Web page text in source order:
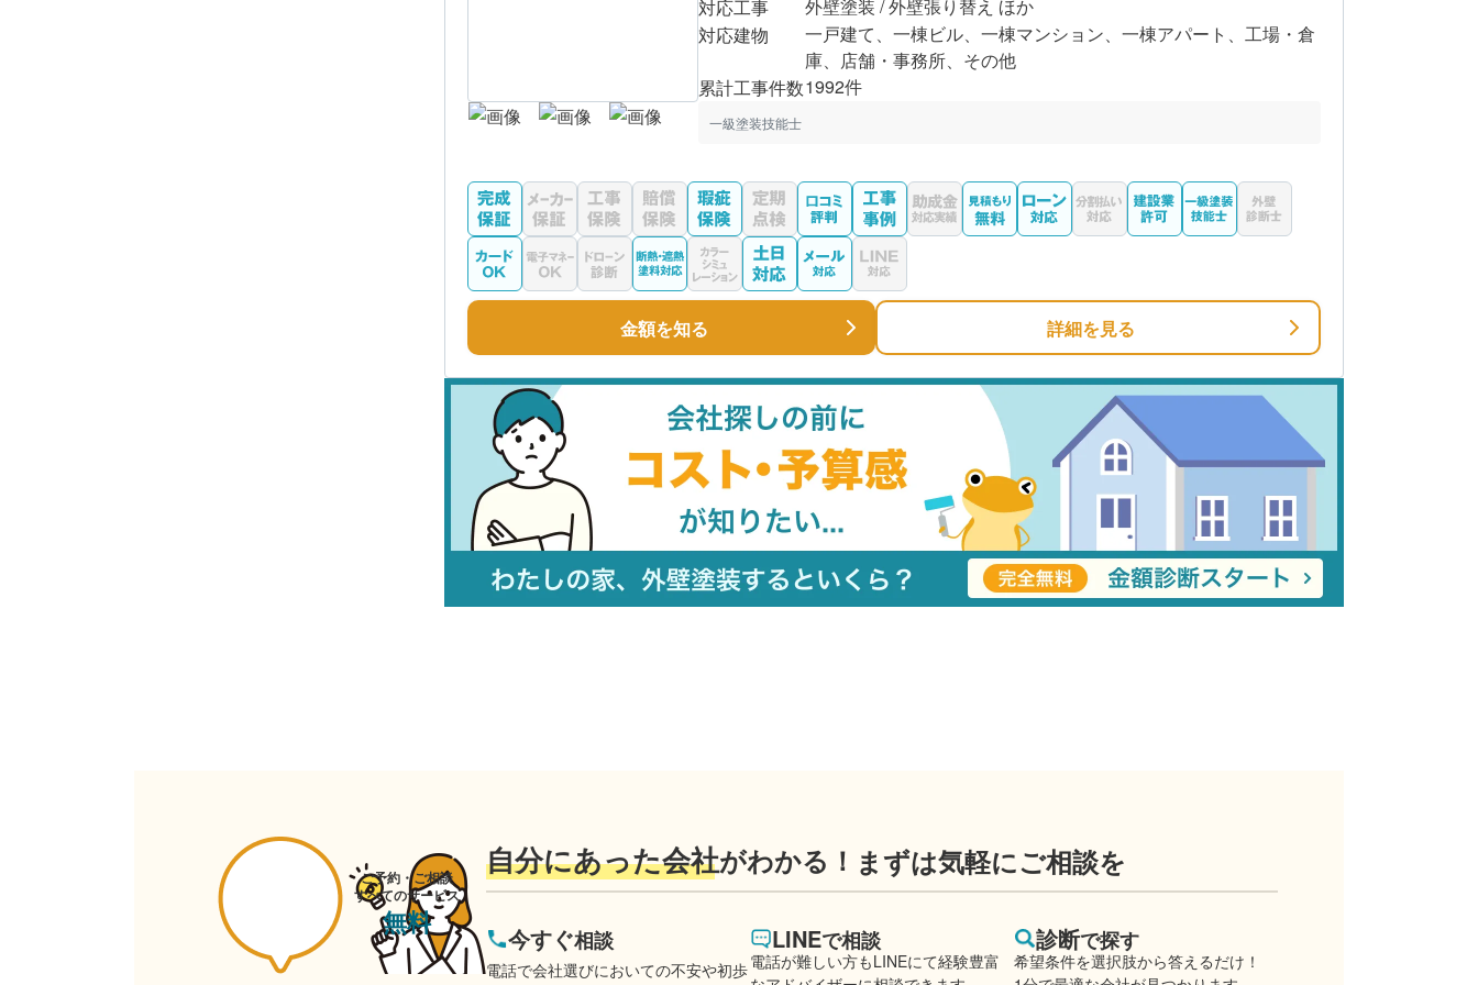
対応工事
外壁塗装 / 外壁張り替え ほか
対応建物
一戸建て、一棟ビル、一棟マンション、一棟アパート、工場・倉
庫、店舗・事務所、その他
累計工事件数1992件
一級塗装技能士
金額を知る 詳細を見る
ご予約・ご相談
すべてのサービス
無料
自分にあった会社がわかる！ まずは気軽にご相談を
今すぐ相談
電話で会社選びにおいての不安や初歩
LINEで相談
電話が難しい方もLINEにて経験豊富
診断で探す
希望条件を選択肢から答えるだけ！